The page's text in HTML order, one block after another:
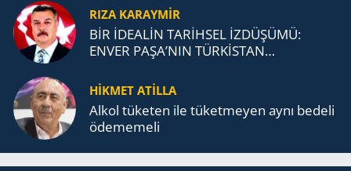
RIZA KARAYMIR
BİR İDEALİN TARİHSEL İZDÜŞÜMÜ:
ENVER PAŞA’NIN TÜRKİSTAN
TEŞKİLATI’NA UZANAN MİRASI
HİKMET ATİLLA
Alkol tü­ke­ten ile tü­ket­me­yen aynı be­de­li
öde­me­me­li